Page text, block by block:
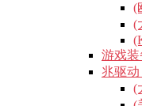
(
(
游戏
兆驱动
(